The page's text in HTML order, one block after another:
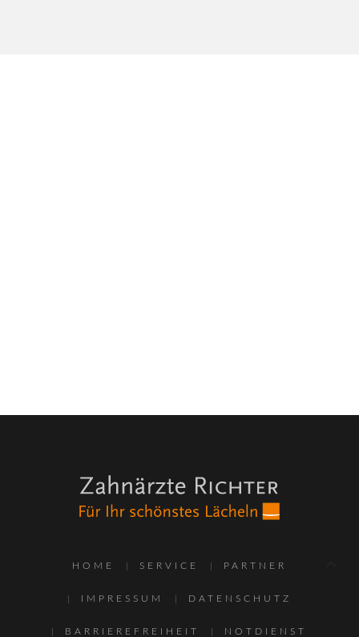
HOME SERVICE PARTNER
IMPRESSUM DATENSCHUTZ
BARRIEREFREIHEIT NOTDIENST